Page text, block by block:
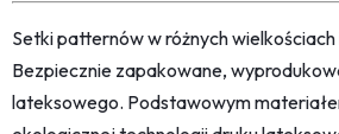
Setki patternów w różnych
Bezpiecznie zapakowane,
lateksowego. Podstawowym